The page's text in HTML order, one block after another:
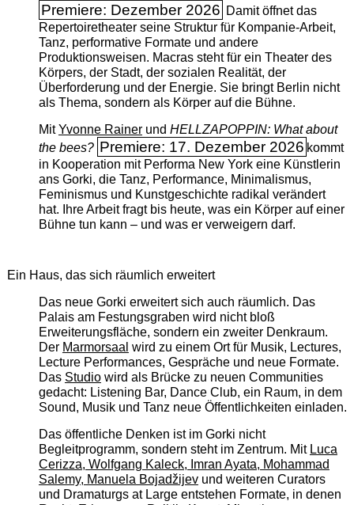
Premiere: Dezember 2026 Damit öffnet das
Repertoiretheater seine Struktur für Kompanie-Arbeit,
Tanz, performative Formate und andere
Produktionsweisen. Macras steht für ein Theater des
Körpers, der Stadt, der sozialen Realität, der
Überforderung und der Energie. Sie bringt Berlin nicht
als Thema, sondern als Körper auf die Bühne.
MitYvonne Rainerund HELLZAPOPPIN: What about
the bees? Premiere: 17. Dezember 2026 kommt
in Kooperation mit Performa New York eine Künstlerin
ans Gorki, die Tanz, Performance, Minimalismus,
Feminismus und Kunstgeschichte radikal verändert
hat. Ihre Arbeit fragt bis heute, was ein Körper auf einer
Bühne tun kann – und was er verweigern darf.
Ein Haus, das sich räumlich erweitert
Das neue Gorki erweitert sich auch räumlich. Das
Palais am Festungsgraben wird nicht bloß
Erweiterungsfläche, sondern ein zweiter Denkraum.
Der Marmorsaal wird zu einem Ort für Musik, Lectures,
Lecture Performances, Gespräche und neue Formate.
Das Studiowird als Brücke zu neuen Communities
gedacht: Listening Bar, Dance Club, ein Raum, in dem
Sound, Musik und Tanz neue Öffentlichkeiten einladen.
Das öffentliche Denken ist im Gorki nicht
Begleitprogramm, sondern steht im Zentrum. Mit Luca
Cerizza, Wolfgang Kaleck, Imran Ayata, Mohammad
Salemy, Manuela Bojadžijevund weiteren Curators
und Dramaturgs at Large entstehen Formate, in denen